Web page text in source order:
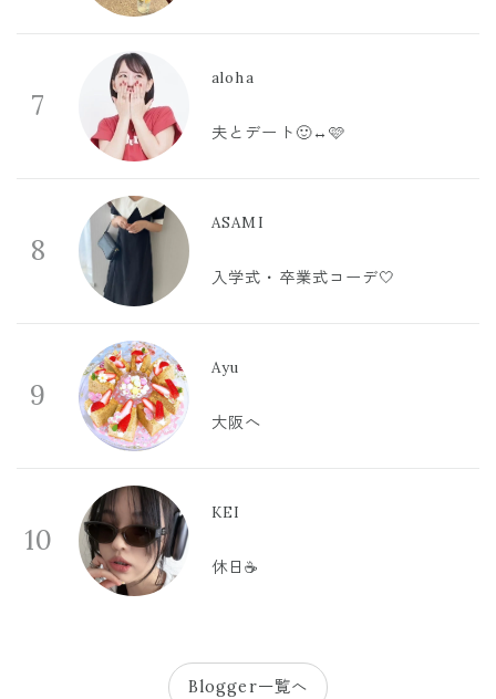
7
aloha
夫とデート🙂‍↔️🩷
8
ASAMI
入学式・卒業式コーデ🤍
9
Ayu
大阪へ
10
KEI
休日☕️
Blogger一覧へ